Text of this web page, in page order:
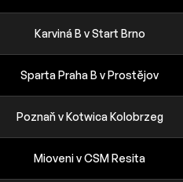
Karviná B v Start Brno
Sparta Praha B v Prostějov
Poznaň v Kotwica Kolobrzeg
Mioveni v CSM Resita